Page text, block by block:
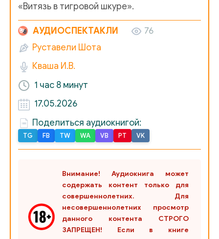
«Витязь в тигровой шкуре».
АУДИОСПЕКТАКЛИ
76
Руставели Шота
Кваша И.В.
1 час 8 минут
17.05.2026
Поделиться аудиокнигой:
TG FB TW WA VB PT VK
Внимание! Аудиокнига может
содержать контент только для
совершеннолетних. Для
несовершеннолетних просмотр
данного контента СТРОГО
ЗАПРЕЩЕН! Если в книге